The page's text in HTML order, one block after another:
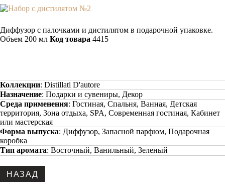
Диффузор с палочками и дистилятом в подарочной упаковке.
Объем 200 мл Код товара 4415
Коллекции: Distillati D'autore
Назначение: Подарки и сувениры, Декор
Среда применения: Гостиная, Спальня, Ванная, Детская
территория, Зона отдыха, SPA, Современная гостиная, Кабинет
или мастерская
Форма выпуска: Диффузор, Запасной парфюм, Подарочная
коробка
Тип аромата: Восточный, Ванильный, Зеленый